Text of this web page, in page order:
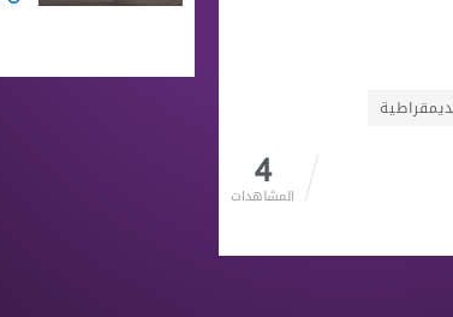
4
المشاهدات